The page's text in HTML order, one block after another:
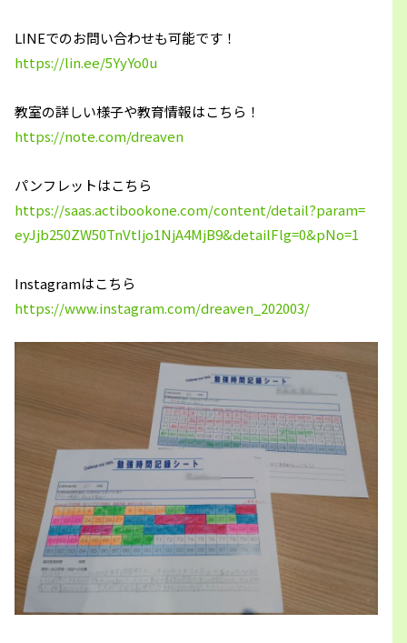
LINEでのお問い合わせも可能です！
https://lin.ee/5YyYo0u
教室の詳しい様子や教育情報はこちら！
https://note.com/dreaven
パンフレットはこちら
https://saas.actibookone.com/content/detail?param=
eyJjb250ZW50TnVtIjo1NjA4MjB9&detailFlg=0&pNo=1
Instagramはこちら
https://www.instagram.com/dreaven_202003/